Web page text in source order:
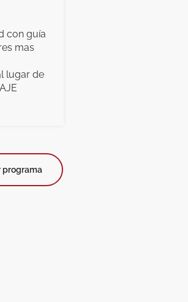
con guía
mas
lugar de
programa